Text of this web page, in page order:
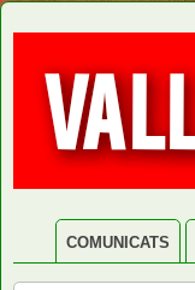
COMUNICATS